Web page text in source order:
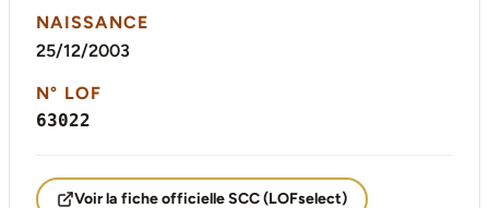
NAISSANCE
25/12/2003
N° LOF
63022
Voir la fiche officielle SCC (LOFselect)